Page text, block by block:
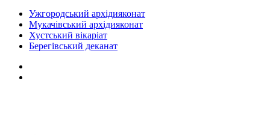
Ужгородський архідияконат
Мукачівський архідияконат
Хустський вікаріат
Берегівський деканат